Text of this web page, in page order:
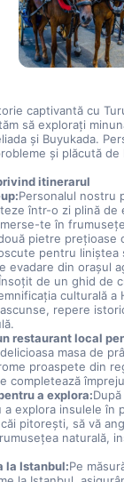
captivantă cu
să exploraţi
şi Buyukada.
și plăcută
itinerarul
Personalul nostru
într-o zi plină de
te în
pietre preţioase
pentru
evadare din oraşul
de un ghid de
culturală a
repere
restaurant local
masa de
proaspete din
completează
a explora:
a explora insulele în
pitoreşti, să vă
naturală,
la Istanbul:Pe